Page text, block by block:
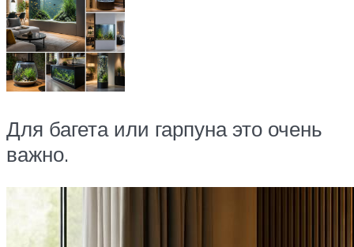
Для багета или гарпуна это очень
важно.